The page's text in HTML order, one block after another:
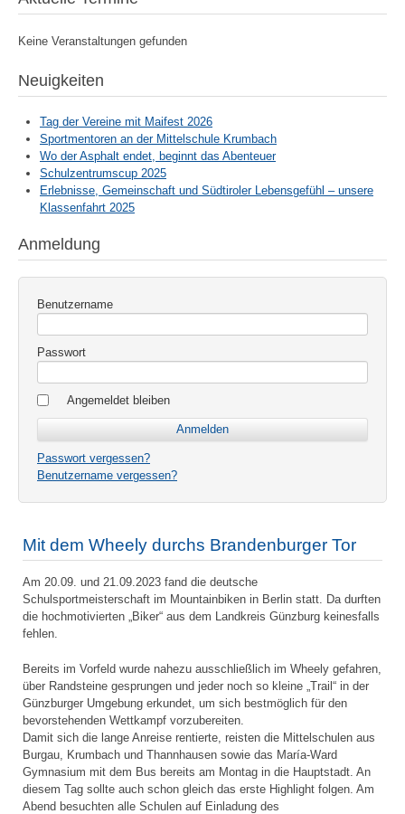
Keine Veranstaltungen gefunden
Neuigkeiten
Tag der Vereine mit Maifest 2026
Sportmentoren an der Mittelschule Krumbach
Wo der Asphalt endet, beginnt das Abenteuer
Schulzentrumscup 2025
Erlebnisse, Gemeinschaft und Südtiroler Lebensgefühl – unsere
Klassenfahrt 2025
Anmeldung
Benutzername
Passwort
Angemeldet bleiben
Passwort vergessen?
Benutzername vergessen?
Mit dem Wheely durchs Brandenburger Tor
Am 20.09. und 21.09.2023 fand die deutsche
Schulsportmeisterschaft im Mountainbiken in Berlin statt. Da durften
die hochmotivierten „Biker“ aus dem Landkreis Günzburg keinesfalls
fehlen.
Bereits im Vorfeld wurde nahezu ausschließlich im Wheely gefahren,
über Randsteine gesprungen und jeder noch so kleine „Trail“ in der
Günzburger Umgebung erkundet, um sich bestmöglich für den
bevorstehenden Wettkampf vorzubereiten.
Damit sich die lange Anreise rentierte, reisten die Mittelschulen aus
Burgau, Krumbach und Thannhausen sowie das María-Ward
Gymnasium mit dem Bus bereits am Montag in die Hauptstadt. An
diesem Tag sollte auch schon gleich das erste Highlight folgen. Am
Abend besuchten alle Schulen auf Einladung des